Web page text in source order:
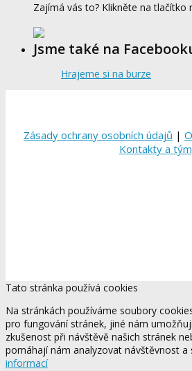
Zajímá vás to? Klikněte na tlačítko
Jsme také na
Hrajeme si na burze
Zásady ochrany osobních údajů |
Kontakty a tým
Tato stránka používá cookies
Na stránkách používáme soubory
pro fungování stránek, jiné nám
zkušenost při návštěvě našich stránek
pomáhají nám analyzovat návštěvnost a
informací